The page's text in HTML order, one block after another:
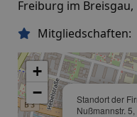
Freiburg im
Mitgliedschaften:
Standort der
Nußmannstr.
+
−